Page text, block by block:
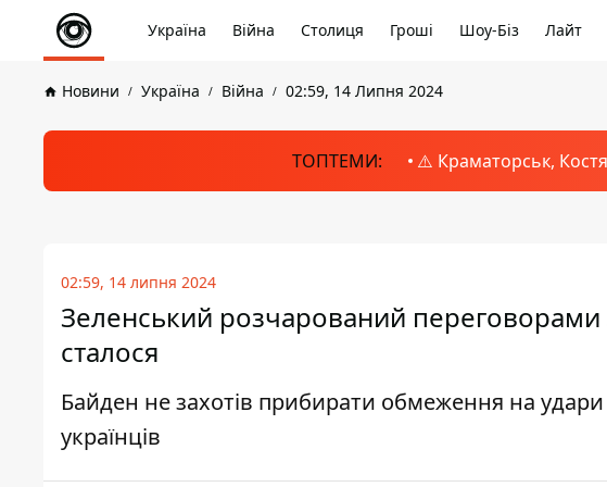
Україна Війна Столиця Гроші Шоу-Біз Лайт
Новини Україна Війна 02:59, 14 Липня 2024
ТОПТЕМИ: ⚠️ Краматорськ,
02:59, 14 липня 2024
Зеленський розчарований
сталося
Байден не захотів прибирати обмеження на
українців